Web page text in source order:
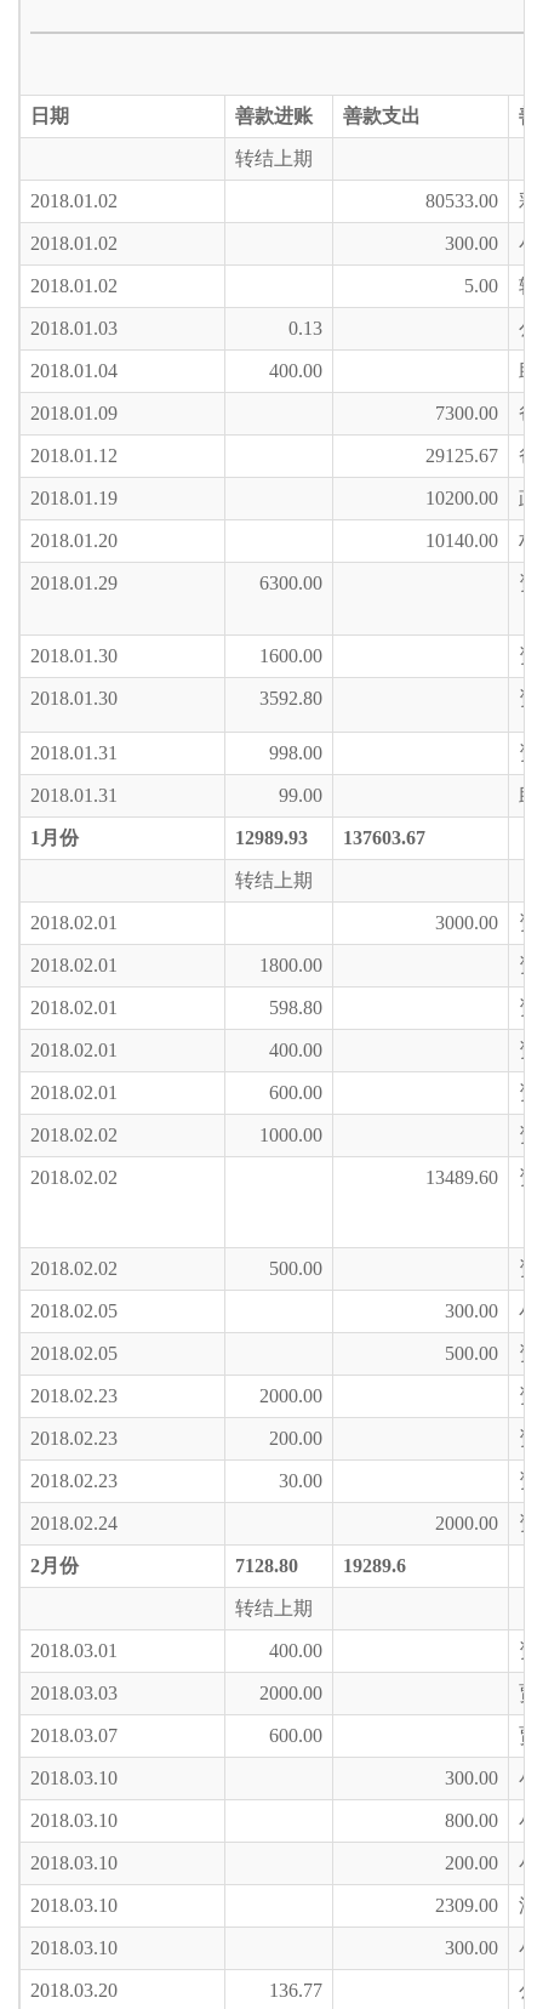
日期 善款进账 善款支出 善
转结上期
2018.01.02 80533.00 彩
2018.01.02 300.00 小
2018.01.02 5.00 转
2018.01.03 0.13 公
2018.01.04 400.00 助
2018.01.09 7300.00 爸
2018.01.12 29125.67 爸
2018.01.19 10200.00 政
2018.01.20 10140.00 村
2018.01.29 6300.00
2018.01.30 1600.00 资
2018.01.30 3592.80 资
2018.01.31 998.00 资
2018.01.31 99.00 助
1 月份 12989.93 137603.67
转结上期
2018.02.01 3000.00 资
2018.02.01 1800.00 资
2018.02.01 598.80 资
2018.02.01 400.00 资
2018.02.01 600.00 资
2018.02.02 1000.00 资
2018.02.02 13489.60 资
2018.02.02 500.00 资
2018.02.05 300.00 小
2018.02.05 500.00 资
2018.02.23 2000.00 资
2018.02.23 200.00 资
2018.02.23 30.00 资
2018.02.24 2000.00 资
2月份 7128.80 19289.6
转结上期
2018.03.01 400.00 资
2018.03.03 2000.00 贾
2018.03.07 600.00 贾
2018.03.10 300.00 小
2018.03.10 800.00 小
2018.03.10 200.00 小
2018.03.10 2309.00 深
2018.03.10 300.00 小
2018.03.20 136.77 公